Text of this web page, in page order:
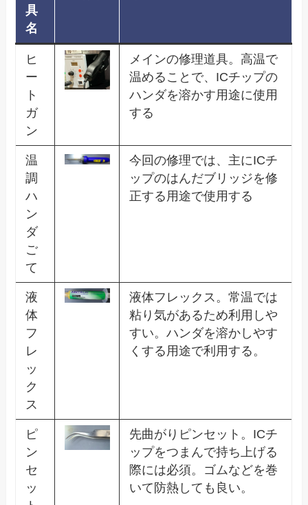
具
名
ヒ
ー
ト
ガ
ン
メインの修理道具。高温で
温めることで、ICチップの
ハンダを溶かす用途に使用
する
温
調
ハ
ン
ダ
ご
て
今回の修理では、主にICチ
ップのはんだブリッジを修
正する用途で使用する
液
体
フ
レ
ッ
ク
ス
液体フレックス。常温では
粘り気があるため利用しや
すい。ハンダを溶かしやす
くする用途で利用する。
ピ
ン
セ
ッ
先曲がりピンセット。ICチ
ップをつまんで持ち上げる
際には必須。ゴムなどを巻
いて防熱しても良い。